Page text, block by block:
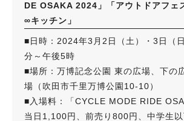
DE OSAKA 2024」「アウトドアフェ
∞キッチン」
■日時：2024年3月2日（土）・3日（
分～午後5時
■場所：万博記念公園 東の広場、下の
場（吹田市千里万博公園10-10）
■入場料：「CYCLE MODE RIDE
当日1,100円、前売り800円、中学生以